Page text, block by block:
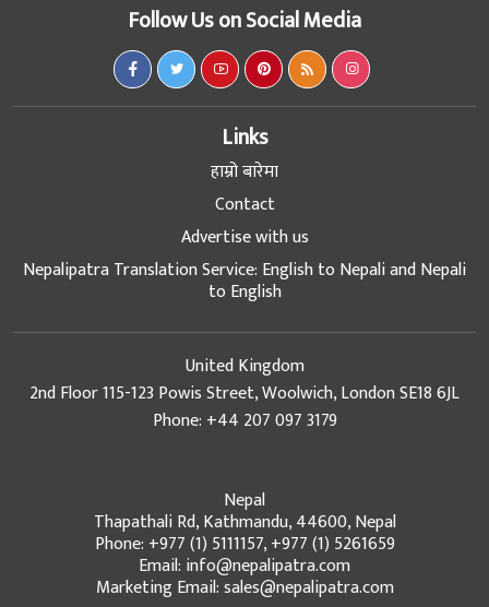
Follow Us on Social Media
Links
हाम्रो बारेमा
Contact
Advertise with us
Nepalipatra Translation Service: English to Nepali and Nepali
to English
United Kingdom
2nd Floor 115-123 Powis Street, Woolwich, London SE18 6JL
Phone: +44 207 097 3179
Nepal
Thapathali Rd, Kathmandu, 44600, Nepal
Phone: +977 (1) 5111157, +977 (1) 5261659
Email: info@nepalipatra.com
Marketing Email: sales@nepalipatra.com